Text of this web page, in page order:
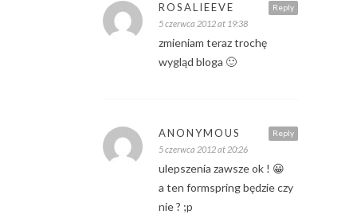
Reply
ROSALIEEVE
5 czerwca 2012 at 19:38
zmieniam teraz trochę
wygląd bloga 🙂
Reply
ANONYMOUS
5 czerwca 2012 at 20:26
ulepszenia zawsze ok ! 😀
a ten formspring będzie czy
nie ? ;p